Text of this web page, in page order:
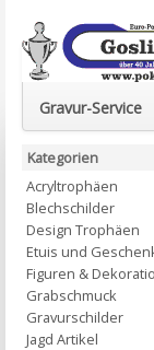
Euro-Pokale &
Gravur-Service
Kategorien
Acryltrophäen
Blechschilder
Design Trophäen
Etuis und
Figuren &
Grabschmuck
Gravurschilder
Jagd Artikel